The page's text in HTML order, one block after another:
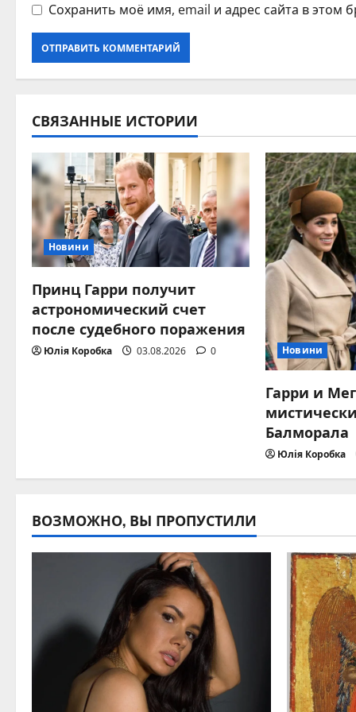
Сохранить моё имя, email и адрес сайта в этом
СВЯЗАННЫЕ ИСТОРИИ
Новини
Принц Гарри получит
астрономический счет
после судебного поражения
Юлія Коробка 03.08.2026 0 Новини
Гарри и
Балморала
Юлія Коробка
ВОЗМОЖНО, ВЫ ПРОПУСТИЛИ